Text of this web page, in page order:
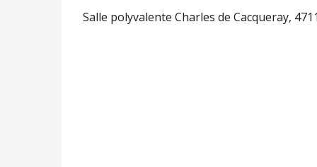
Salle polyvalente Charles de Cacqueray,